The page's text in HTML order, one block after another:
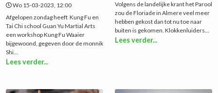
Wo 15-03-2023, 12:00
Afgelopen zondag heeft Kung Fu en
Tai Chi school Guan Yu Martial Arts
een workshop Kung Fu Waaier
bijgewoond, gegeven door de monnik
Shi...
Lees verder...
Volgens de landelijke krant het Parool
zou de Floriade in Almere veel meer
hebben gekost dan tot nu toe naar
buiten is gekomen. Klokkenluiders...
Lees verder...